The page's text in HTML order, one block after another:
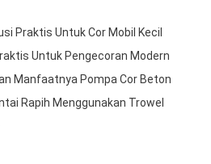
Praktis Untuk Cor Mobil Kecil
Untuk Pengecoran Modern
Manfaatnya Pompa Cor Beton
Rapih Menggunakan Trowel